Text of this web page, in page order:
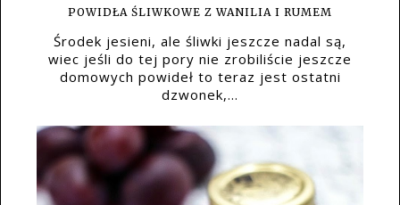
POWIDŁA ŚLIWKOWE Z WANILIA I RUMEM
Środek jesieni, ale śliwki jeszcze nadal są,
wiec jeśli do tej pory nie zrobiliście jeszcze
domowych powideł to teraz jest ostatni
dzwonek,...